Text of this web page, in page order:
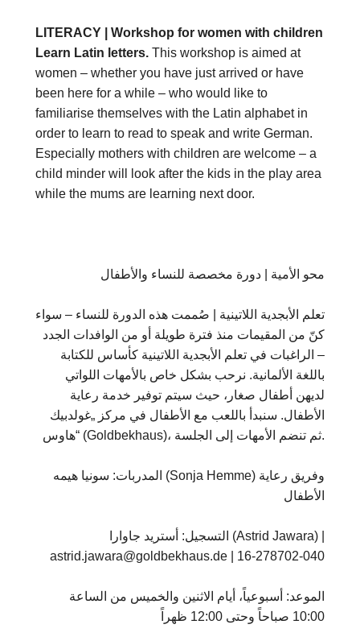
LITERACY | Workshop for women with children
Learn Latin letters.This workshop is aimed at
women – whether you have just arrived or have
been here for a while – who would like to
familiarise themselves with the Latin alphabet in
order to learn to read to speak and write German.
Especially mothers with children are welcome – a
child minder will look after the kids in the play area
while the mums are learning next door.
محو الأمية | دورة مخصصة للنساء والأطفال
تعلم الأبجدية اللاتينية | صُممت هذه الدورة للنساء – سواء
كنّ من المقيمات منذ فترة طويلة أو من الوافدات الجدد
– الراغبات في تعلم الأبجدية اللاتينية كأساس للكتابة
باللغة الألمانية. نرحب بشكل خاص بالأمهات اللواتي
لديهن أطفال صغار، حيث سيتم توفير خدمة رعاية
الأطفال. سنبدأ باللعب مع الأطفال في مركز „غولدبيك
هاوس“ (Goldbekhaus)، ثم تنضم الأمهات إلى الجلسة.
المدربات: سونيا هيمه (Sonja Hemme) وفريق رعاية
الأطفال
التسجيل: أستريد جاوارا (Astrid Jawara) |
astrid.jawara@goldbekhaus.de | 16-278702-040
الموعد: أسبوعياً، أيام الاثنين والخميس من الساعة
10:00 صباحاً وحتى 12:00 ظهراً